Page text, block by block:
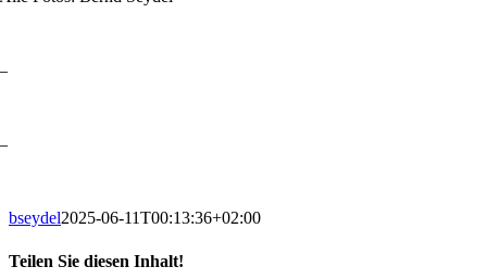
–
–
bseydel2025-06-11T00:13:36+02:00
Teilen Sie diesen Inhalt!